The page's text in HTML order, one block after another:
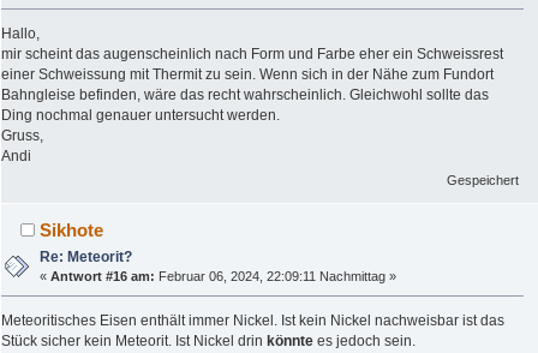
Hallo,
mir scheint das augenscheinlich nach Form und Farbe eher ein Schweissrest
einer Schweissung mit Thermit zu sein. Wenn sich in der Nähe zum Fundort
Bahngleise befinden, wäre das recht wahrscheinlich. Gleichwohl sollte das
Ding nochmal genauer untersucht werden.
Gruss,
Andi
Gespeichert
Sikhote
Re: Meteorit?
«Antwort #16 am: Februar 06, 2024, 22:09:11 Nachmittag »
Meteoritisches Eisen enthält immer Nickel. Ist kein Nickel nachweisbar ist das
Stück sicher kein Meteorit. Ist Nickel drin könnte es jedoch sein.